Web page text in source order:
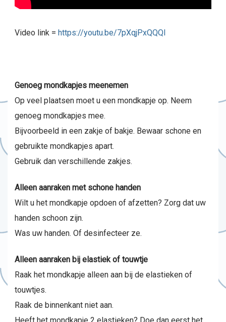
Video link = https://youtu.be/7pXqjPxQQQI
Genoeg mondkapjes meenemen
Op veel plaatsen moet u een mondkapje op. Neem
genoeg mondkapjes mee.
Bijvoorbeeld in een zakje of bakje. Bewaar schone en
gebruikte mondkapjes apart.
Gebruik dan verschillende zakjes.
Alleen aanraken met schone handen
Wilt u het mondkapje opdoen of afzetten? Zorg dat uw
handen schoon zijn.
Was uw handen. Of desinfecteer ze.
Alleen aanraken bij elastiek of touwtje
Raak het mondkapje alleen aan bij de elastieken of
touwtjes.
Raak de binnenkant niet aan.